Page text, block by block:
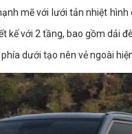
mẽ với lưới tản nhiệt
với 2 tầng, bao gồm dải
dưới tạo nên vẻ ngoài